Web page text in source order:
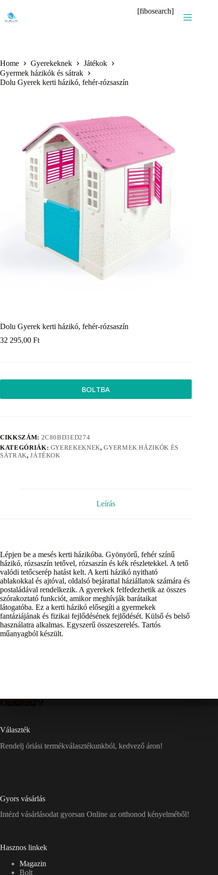
content
[fibosearch]
Home Gyerekeknek
Játékok
Gyermek házikók és sátrak
Dolu Gyerek kerti házikó, fehér-rózsaszín
Dolu Gyerek kerti házikó, fehér-rózsaszín
32 295,00 Ft
BOLTBA
CIKKSZÁM: 2C80BD3ED274
KATEGÓRIÁK: GYEREKEKNEK,GYERMEK HÁZIKÓK ÉS
SÁTRAK,JÁTÉKOK
Leírás
Lépjen be a mesés kerti házikóba. Gyönyörű, fehér színű
házikó, rózsaszín tetővel, rózsaszín és kék részletekkel. A tető
valódi tetőcserép hatást kelt. A kerti házikó nyitható
ablakokkal és ajtóval, oldalsó bejárattal háziállatok számára és
postaládával rendelkezik. A gyerekek felfedezhetik az összes
szórakoztató funkciót, amikor meghívják barátaikat
látogatóba. Ez a kerti házikó elősegíti a gyermekek
fantáziájának és fizikai fejlődésének fejlődését. Külső és belső
használatra alkalmas. Egyszerű összeszerelés. Tartós
műanyagból készült.
Választék
Rendelj óriási termékválasztékunkból, kedvező áron!
Gyors vásárlás
Intézd vásárlásodat gyorsan Online az otthonod kényelméből!
Hasznos linkek
Magazin
Bolt